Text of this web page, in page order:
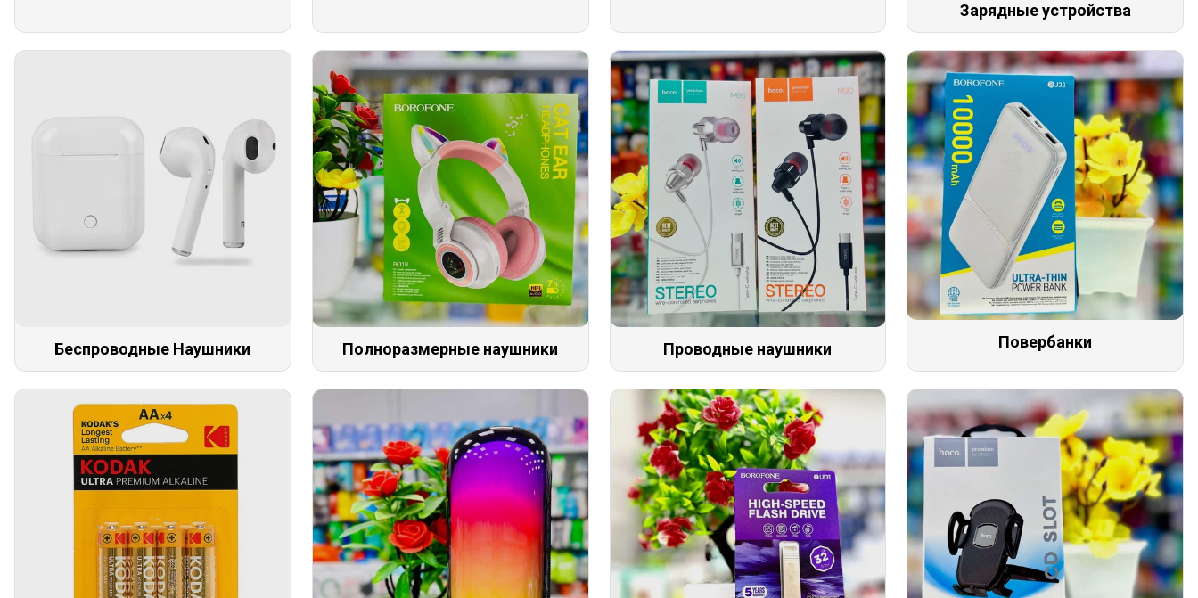
Зарядные устройства
Беспроводные Наушники Полноразмерные наушники Проводные наушники Повербанки